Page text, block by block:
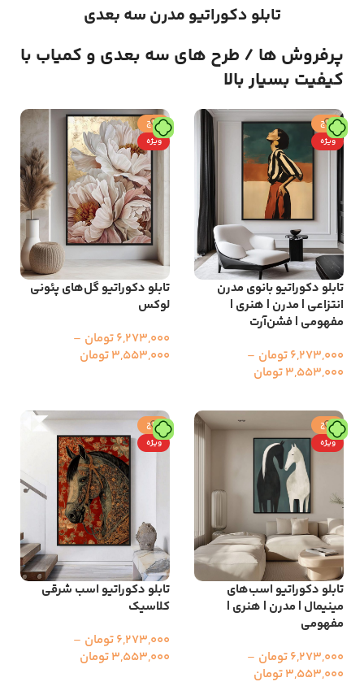
تابلو دکوراتیو مدرن سه بعدی
پرفروش ها / طرح های سه بعدی و کمیاب با
کیفیت بسیار بالا
حراج
ویژه
تابلو دکوراتیو بانوی مدرن
انتزاعی | مدرن | هنری |
مفهومی | فشن‌آرت
6,273,000تومان –
3,553,000تومان
حراج
ویژه
تابلو دکوراتیو گل‌های پئونی
لوکس
6,273,000تومان –
3,553,000تومان
حراج
ویژه
تابلو دکوراتیو اسب‌های
مینیمال | مدرن | هنری |
مفهومی
6,273,000تومان –
3,553,000تومان
حراج
ویژه
تابلو دکوراتیو اسب شرقی
کلاسیک
6,273,000تومان –
3,553,000تومان